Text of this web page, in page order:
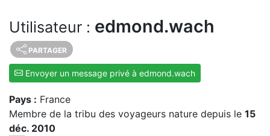
Utilisateur : edmond.wach
PARTAGER
Envoyer un message privé à edmond.wach
Pays : France
Membre de la tribu des voyageurs nature depuis le 15
déc. 2010